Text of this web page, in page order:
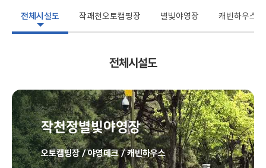
전체시설도 작괘천오토캠핑장 별빛야영장 캐빈하우스
전체시설도
작천정별빛야영장
오토캠핑장 / 야영데크 / 캐빈하우스